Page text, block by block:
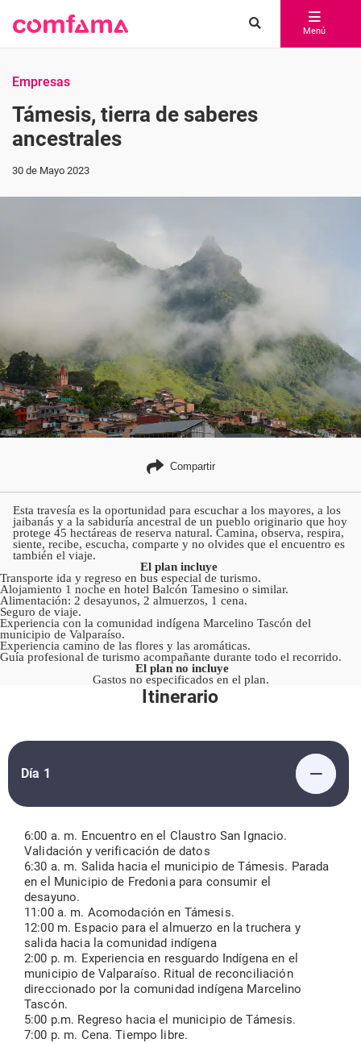
Menú
Empresas
Támesis, tierra de saberes
ancestrales
30 de Mayo 2023
Compartir
Esta travesía es la oportunidad para escuchar a los mayores, a los
jaibanás y a la sabiduría ancestral de un pueblo originario que hoy
protege 45 hectáreas de reserva natural. Camina, observa, respira,
siente, recibe, escucha, comparte y no olvides que el encuentro es
también el viaje.
El plan incluye
Transporte ida y regreso en bus especial de turismo.
Alojamiento 1 noche en hotel Balcón Tamesino o similar.
Alimentación: 2 desayunos, 2 almuerzos, 1 cena.
Seguro de viaje.
Experiencia con la comunidad indígena Marcelino Tascón del
municipio de Valparaíso.
Experiencia camino de las flores y las aromáticas.
Guía profesional de turismo acompañante durante todo el recorrido.
El plan no incluye
Gastos no especificados en el plan.
Itinerario
Día 1
6:00 a. m. Encuentro en el Claustro San Ignacio.
Validación y verificación de datos
6:30 a. m. Salida hacia el municipio de Támesis. Parada
en el Municipio de Fredonia para consumir el
desayuno.
11:00 a. m. Acomodación en Támesis.
12:00 m. Espacio para el almuerzo en la truchera y
salida hacia la comunidad indígena
2:00 p. m. Experiencia en resguardo Indígena en el
municipio de Valparaíso. Ritual de reconciliación
direccionado por la comunidad indígena Marcelino
Tascón.
5:00 p.m. Regreso hacia el municipio de Támesis.
7:00 p. m. Cena. Tiempo libre.